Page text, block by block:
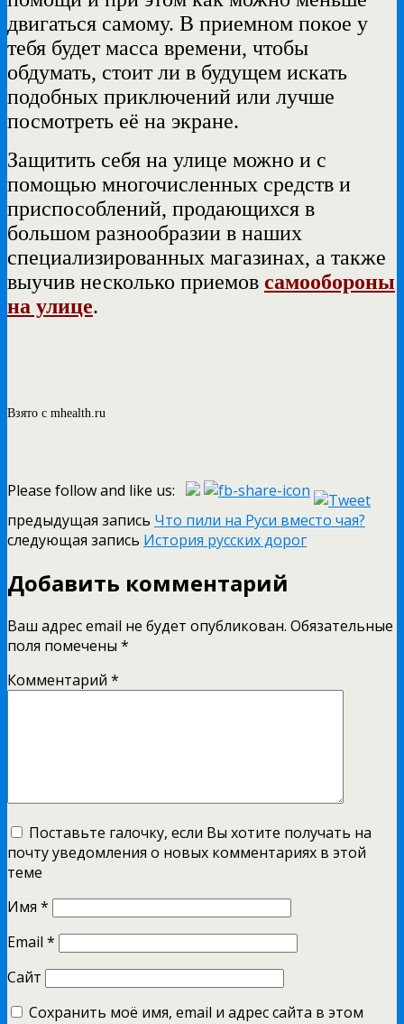
двигаться самому. В приемном покое у
тебя будет масса времени, чтобы
обдумать, стоит ли в будущем искать
подобных приключений или лучше
посмотреть её на экране.
Защитить себя на улице можно и с
помощью многочисленных средств и
приспособлений, продающихся в
большом разнообразии в наших
специализированных магазинах, а также
выучив несколько приемов самообороны
на улице.
Взято с mhealth.ru
Please follow and like us:
предыдущая запись Что пили на Руси вместо чая?
следующая запись История русских дорог
Добавить комментарий
Ваш адрес email не будет опубликован. Обязательные
поля помечены *
Комментарий *
Поставьте галочку, если Вы хотите получать на
почту уведомления о новых комментариях в этой
теме
Имя *
Email *
Сайт
Сохранить моё имя, email и адрес сайта в этом